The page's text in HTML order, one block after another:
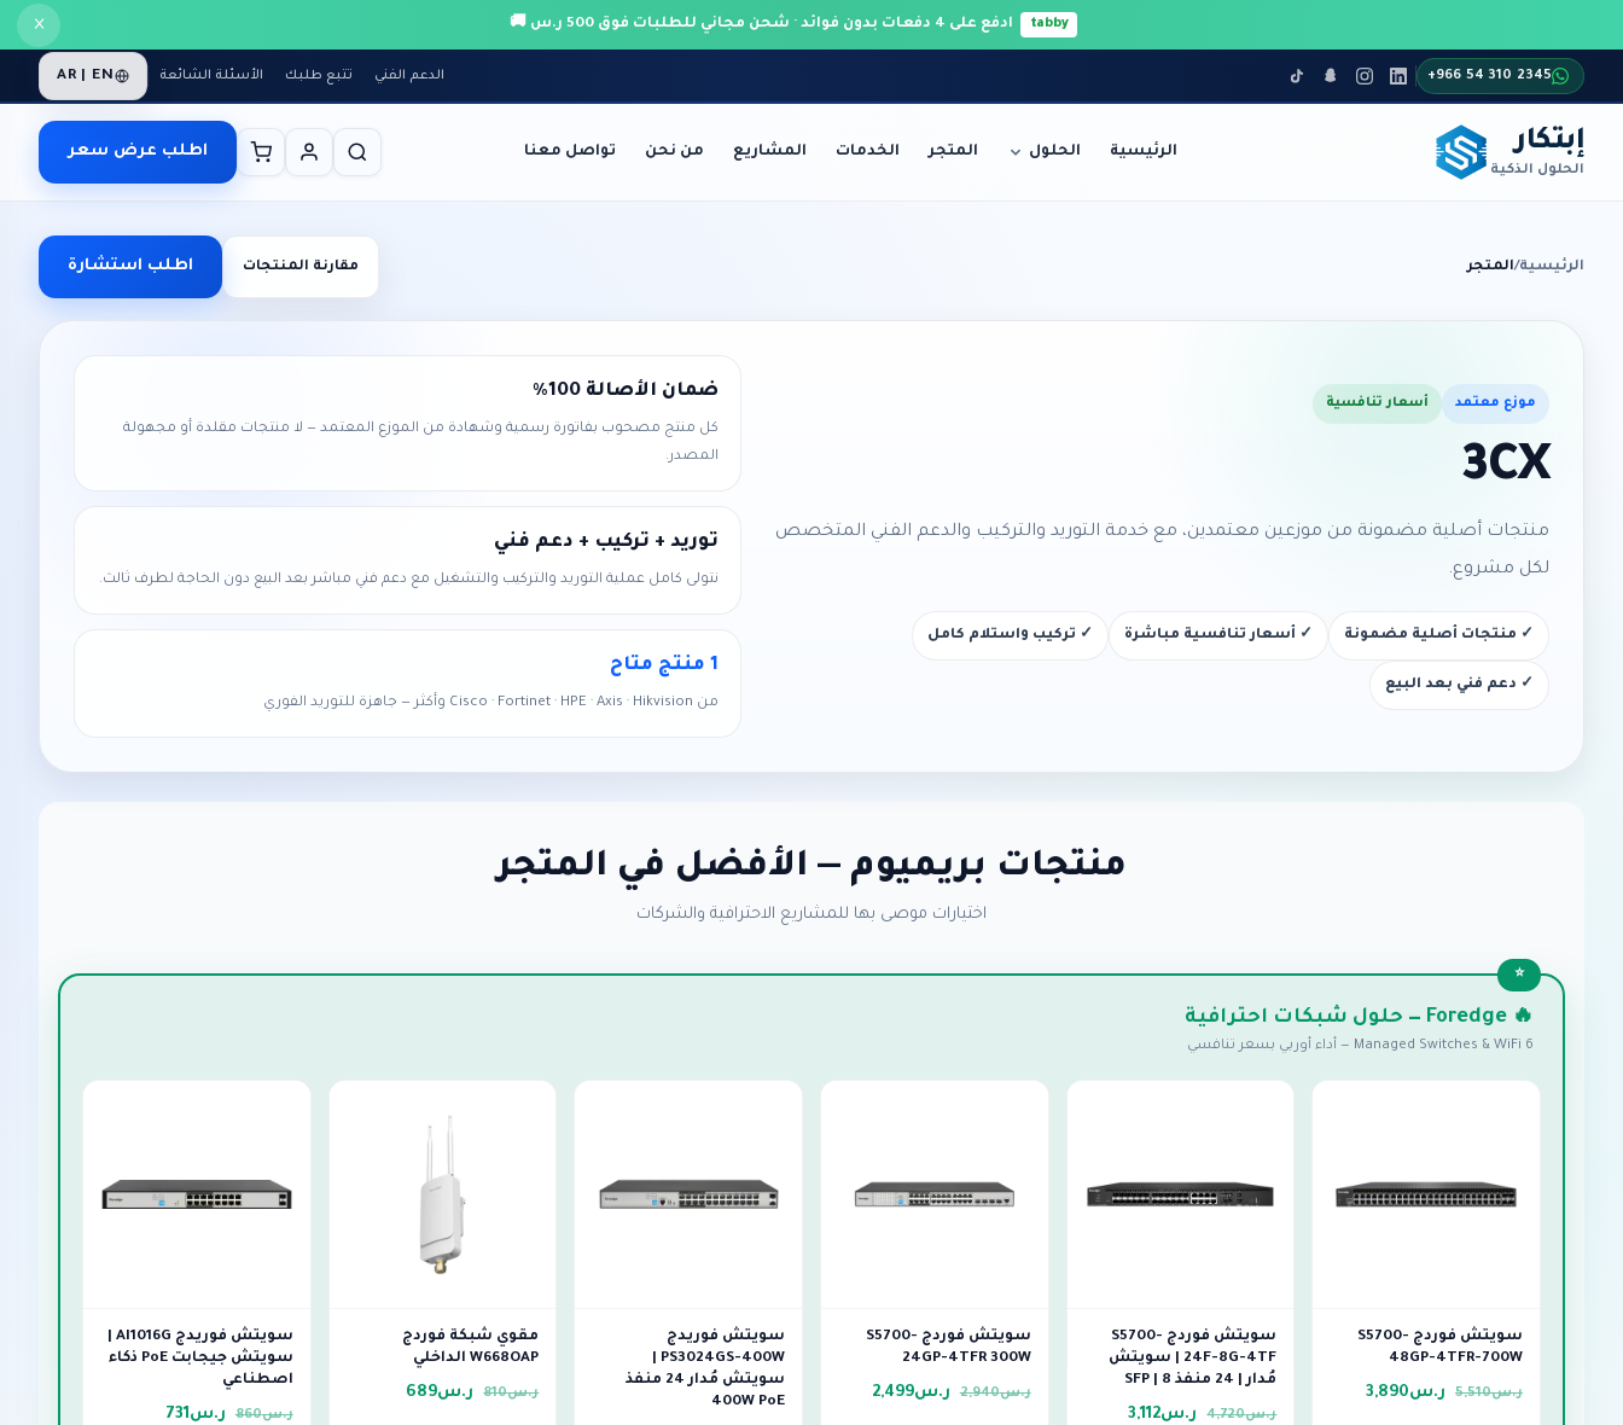
tabby ادفع على 4 دفعات بدون فوائد · شحن مجاني للطلبات فوق 500 ر.س 🚚 ×
+966 54 310 2345 الدعم الفني تتبع طلبك الأسئلة الشائعة AR | EN
إبتكار
الحلول الذكية
الرئيسية الحلول المتجر الخدمات المشاريع من نحن تواصل معنا اطلب عرض سعر
الرئيسية/المتجر مقارنة المنتجات اطلب استشارة
موزع معتمد أسعار تنافسية
3CX
منتجات أصلية مضمونة من موزعين معتمدين، مع خدمة التوريد والتركيب والدعم الفني المتخصص
لكل مشروع.
✓ منتجات أصلية مضمونة ✓ أسعار تنافسية مباشرة ✓ تركيب واستلام كامل
✓ دعم فني بعد البيع
ضمان الأصالة 100%
كل منتج مصحوب بفاتورة رسمية وشهادة من الموزع المعتمد — لا منتجات مقلدة أو مجهولة
المصدر.
توريد + تركيب + دعم فني
نتولى كامل عملية التوريد والتركيب والتشغيل مع دعم فني مباشر بعد البيع دون الحاجة لطرف ثالث.
1 منتج متاح
من Cisco · Fortinet · HPE · Axis · Hikvision وأكثر — جاهزة للتوريد الفوري
منتجات بريميوم — الأفضل في المتجر
اختيارات موصى بها للمشاريع الاحترافية والشركات
🔥 Foredge — حلول شبكات احترافية
Managed Switches & WiFi 6 — أداء أوربي بسعر تنافسي
سويتش فوردج S5700-
48GP-4TFR-700W
ر.س5,510 ر.س3,890
سويتش فوردج S5700-
24F-8G-4TF | سويتش
مُدار | 24 منفذ SFP | 8
ر.س4,720 ر.س3,112
سويتش فوردج S5700-
24GP-4TFR 300W
ر.س2,940 ر.س2,499
سويتش فوريدج
سويتش مُدار 24 منفذ
400W PoE
مقوي شبكة فوردج
W668OAP الداخلي
ر.س810 ر.س689
سويتش جيجابت PoE ذكاء
اصطناعي
ر.س860 ر.س731